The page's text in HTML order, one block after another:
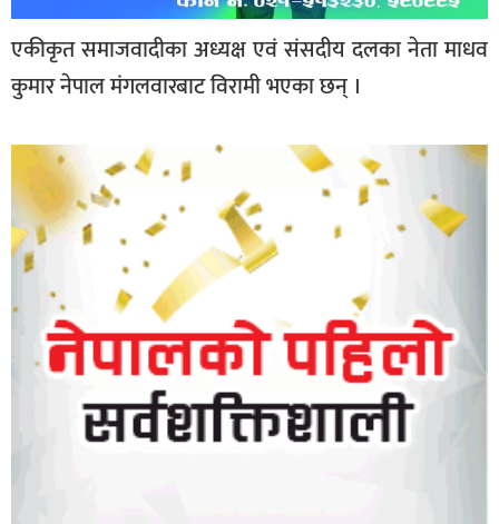
एकीकृत समाजवादीका अध्यक्ष एवं संसदीय दलका नेता माधव
कुमार नेपाल मंगलवारबाट विरामी भएका छन् ।